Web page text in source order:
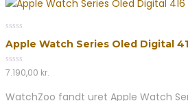
out
5
Apple Watch Series Oled Digital
0
out
5
7.190,00 kr.
WatchZoo fandt uret Apple Watch